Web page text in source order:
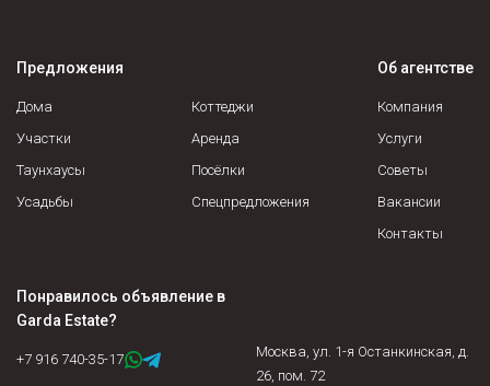
Предложения
Дома
Участки
Таунхаусы
Усадьбы
Коттеджи
Аренда
Посёлки
Спецпредложения
Об агентстве
Компания
Услуги
Советы
Вакансии
Контакты
Понравилось объявление в
Garda Estate?
+7 916 740-35-17
Москва, ул. 1-я Останкинская, д.
26, пом. 72